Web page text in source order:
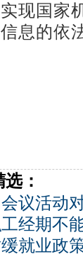
现国家
息的依
：
议活动
经期不
就业政